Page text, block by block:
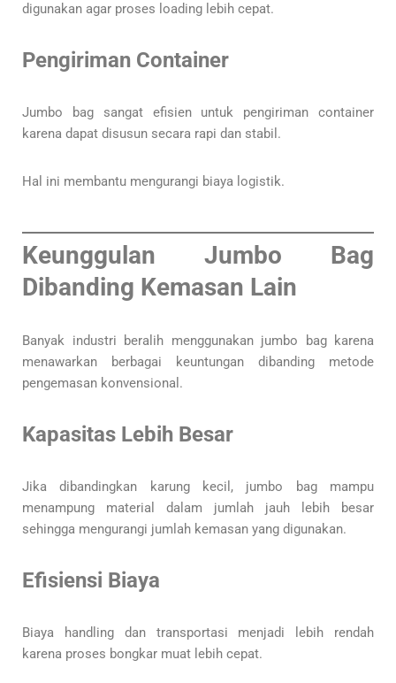
digunakan agar proses loading lebih cepat.
Pengiriman Container
Jumbo bag sangat efisien untuk pengiriman container
karena dapat disusun secara rapi dan stabil.
Hal ini membantu mengurangi biaya logistik.
Keunggulan Jumbo Bag
Dibanding Kemasan Lain
Banyak industri beralih menggunakan jumbo bag karena
menawarkan berbagai keuntungan dibanding metode
pengemasan konvensional.
Kapasitas Lebih Besar
Jika dibandingkan karung kecil, jumbo bag mampu
menampung material dalam jumlah jauh lebih besar
sehingga mengurangi jumlah kemasan yang digunakan.
Efisiensi Biaya
Biaya handling dan transportasi menjadi lebih rendah
karena proses bongkar muat lebih cepat.